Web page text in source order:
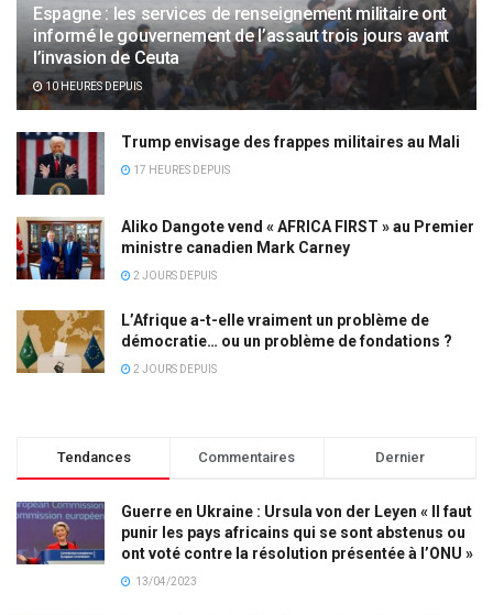
Espagne : les services de renseignement militaire ont
informé le gouvernement de l’assaut trois jours avant
l’invasion de Ceuta
10 HEURES DEPUIS
Trump envisage des frappes militaires au Mali
17 HEURES DEPUIS
Aliko Dangote vend « AFRICA FIRST » au Premier
ministre canadien Mark Carney
2 JOURS DEPUIS
L’Afrique a-t-elle vraiment un problème de
démocratie… ou un problème de fondations ?
2 JOURS DEPUIS
Tendances Commentaires Dernier
Guerre en Ukraine : Ursula von der Leyen « Il faut
punir les pays africains qui se sont abstenus ou
ont voté contre la résolution présentée à l’ONU »
13/04/2023